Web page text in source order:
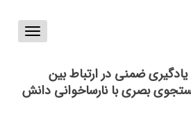
Toggle
ضمنی در ارتباط بین
بصری با نارساخوانی دانش